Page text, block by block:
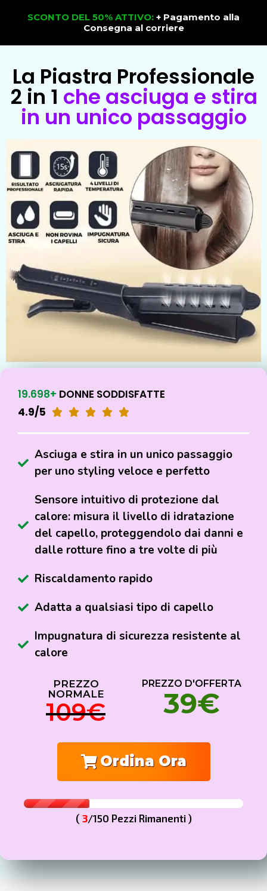
SCONTO DEL 50% ATTIVO: + Pagamento alla
Consegna al corriere
La Piastra Professionale
2 in 1 che asciuga e stira
in un unico passaggio
19.698+ DONNE SODDISFATTE
4.9/5
    
Asciuga e stira in un unico passaggio
per uno styling veloce e perfetto
Sensore intuitivo di protezione dal
calore: misura il livello di idratazione
del capello, proteggendolo dai danni e
dalle rotture fino a tre volte di più
Riscaldamento rapido
Adatta a qualsiasi tipo di capello
Impugnatura di sicurezza resistente al
calore
PREZZO
NORMALE
109€
PREZZO D'OFFERTA
39€
Ordina Ora
( 3/150 Pezzi Rimanenti )